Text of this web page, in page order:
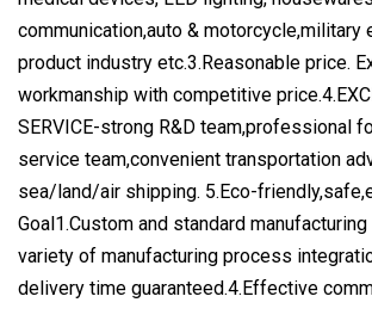
communication,auto & motorcycle,military
product industry etc.3.Reasonable price.
workmanship with competitive
SERVICE-strong R&D team,professional
service team,convenient transportation
sea/land/air shipping. 5.Eco-
Goal1.Custom and standard
variety of manufacturing process
delivery time guaranteed.4.Effective